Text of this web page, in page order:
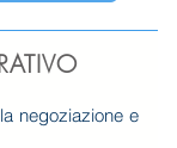
negoziazione e